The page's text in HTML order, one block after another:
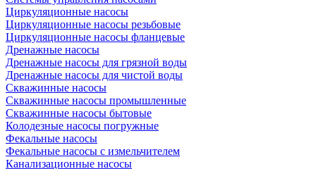
Циркуляционные насосы
Циркуляционные насосы резьбовые
Циркуляционные насосы фланцевые
Дренажные насосы
Дренажные насосы для грязной воды
Дренажные насосы для чистой воды
Скважинные насосы
Скважинные насосы промышленные
Скважинные насосы бытовые
Колодезные насосы погружные
Фекальные насосы
Фекальные насосы с измельчителем
Канализационные насосы